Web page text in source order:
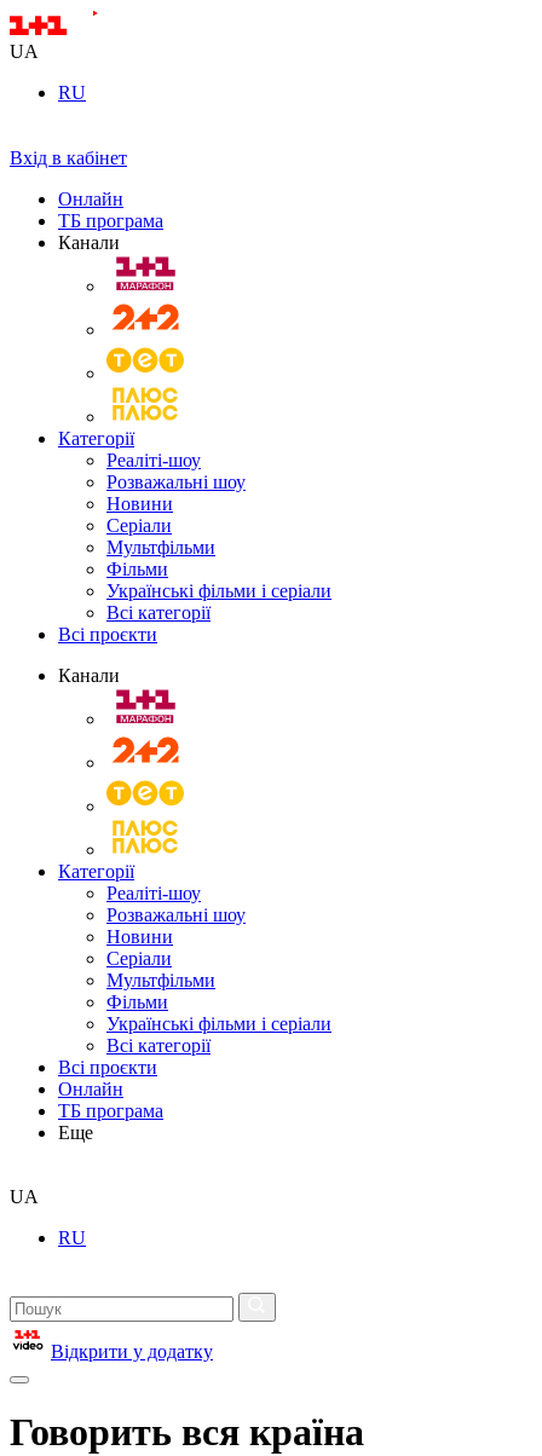
UA
RU
Вхід в кабінет
Онлайн
ТБ програма
Канали
Категорії
Реаліті-шоу
Розважальні шоу
Новини
Серіали
Мультфільми
Фільми
Українські фільми і серіали
Всі категорії
Всі проєкти
Канали
Категорії
Реаліті-шоу
Розважальні шоу
Новини
Серіали
Мультфільми
Фільми
Українські фільми і серіали
Всі категорії
Всі проєкти
Онлайн
ТБ програма
Еще
UA
RU
Відкрити у додатку
Говорить вся країна